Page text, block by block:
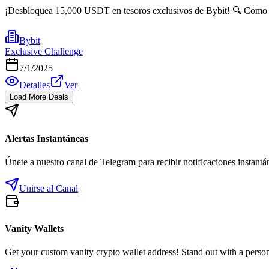
¡Desbloquea 15,000 USDT en tesoros exclusivos de Bybit! 🔍
Bybit
Exclusive Challenge
7/1/2025
Detalles
Ver
Load More Deals
Alertas Instantáneas
Únete a nuestro canal de Telegram para recibir notificaciones
Unirse al Canal
Vanity Wallets
Get your custom vanity crypto wallet address! Stand out with a